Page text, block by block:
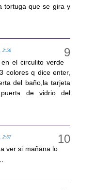
tortuga que se gira y
2:56
el circulito verde
colores q dice enter,
del baño,la tarjeta
de vidrio del
2:57
ver si mañana lo